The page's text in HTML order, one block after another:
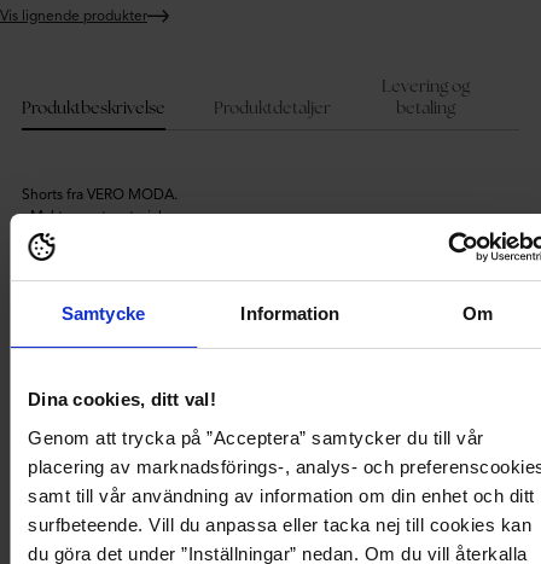
Samtycke Information Om
Dina cookies, ditt val!
Genom att trycka på ”Acceptera” samtycker du till vår
placering av marknadsförings-, analys- och
samt till vår användning av information om din enhet och ditt
surfbeteende. Vill du anpassa eller tacka nej till cookies kan
du göra det under ”Inställningar” nedan. Om du vill återkalla
Vis lignende produkter
handlekurven
Produktbeskrivelse Produktdetaljer
Levering og
betaling
Shorts fra VERO MODA.
- Mykt, vevet materiale.
- Høy midje.
- Knytbar tråd ved midjen.
- Lukking med hempe og glidelås.
- To frontlommer.
- Benlengde på innsiden: 14 cm i størrelse 36.
- Linplanten, som omdannes til lin, kan dyrkes i kaldere klimaer og jo kaldere
plantevernmidler. Linplanten trenger heller ikke kunstgjødsel, nesten ingen
irrigasjon og trives i jord som ikke kan brukes til matproduksjon.
Produktbeskrivelse
Shorts fra VERO MODA.
- Mykt, vevet materiale.